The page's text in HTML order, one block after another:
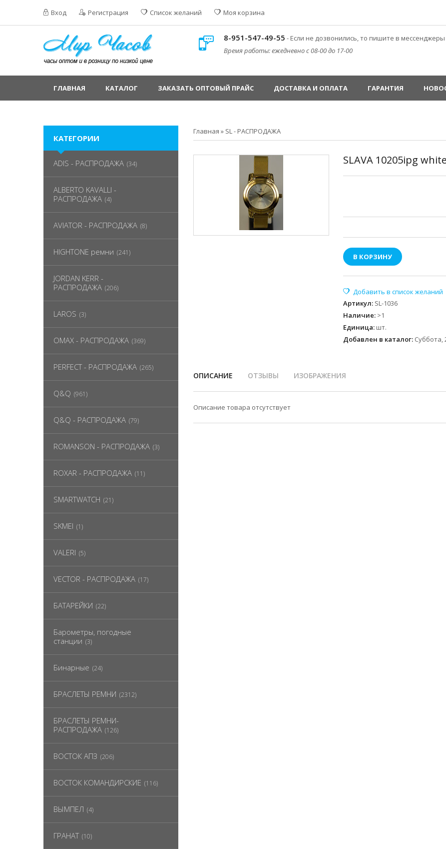
Вход Регистрация Список желаний Моя корзина
8-951-547-49-55 - Если не дозвонились, то пишите в
Время работы: ежедневно с 08-00 до 17-00
ГЛАВНАЯ КАТАЛОГ ЗАКАЗАТЬ ОПТОВЫЙ ПРАЙС ДОСТАВКА И ОПЛАТА ГАРАНТИЯ
Главная » SL - РАСПРОДАЖА
SLAVA 10205ipg white
В КОРЗИНУ
Артикул: SL-1036
Наличие: >1
Единица: шт.
Добавлен в каталог: Суббота,
ОПИСАНИЕ ОТЗЫВЫ ИЗОБРАЖЕНИЯ
Описание товара отсутствует
КАТЕГОРИИ
ADIS - РАСПРОДАЖА (34)
ALBERTO KAVALLI -
РАСПРОДАЖА (4)
AVIATOR - РАСПРОДАЖА (8)
HIGHTONE ремни (241)
JORDAN KERR -
РАСПРОДАЖА (206)
LAROS (3)
OMAX - РАСПРОДАЖА (369)
PERFECT - РАСПРОДАЖА (265)
Q&Q (961)
Q&Q - РАСПРОДАЖА (79)
ROMANSON - РАСПРОДАЖА (3)
ROXAR - РАСПРОДАЖА (11)
SMARTWATCH (21)
SKMEI (1)
VALERI (5)
VECTOR - РАСПРОДАЖА (17)
БАТАРЕЙКИ (22)
Барометры, погодные
станции (3)
Бинарные (24)
БРАСЛЕТЫ РЕМНИ (2312)
БРАСЛЕТЫ РЕМНИ-
РАСПРОДАЖА (126)
ВОСТОК АПЗ (206)
ВОСТОК КОМАНДИРСКИЕ (116)
ВЫМПЕЛ (4)
ГРАНАТ (10)